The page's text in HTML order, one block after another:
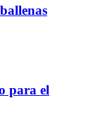
para el